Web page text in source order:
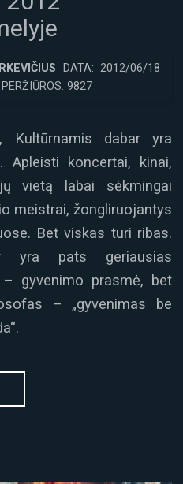
DATA: 2012/06/18
PERŽIŪROS: 9827
Kultūrnamis dabar yra
koncertai, kinai,
vietą labai sėkmingai
meistrai, žongliruojantys
Bet viskas turi ribas.
yra pats geriausias
gyvenimo prasmė, bet
– „gyvenimas be